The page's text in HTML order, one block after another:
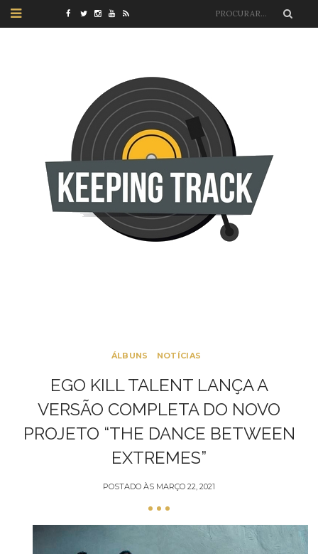
ÁLBUNS NOTÍCIAS
EGO KILL TALENT LANÇA A
VERSÃO COMPLETA DO NOVO
PROJETO “THE DANCE BETWEEN
EXTREMES”
POSTADO ÀS MARÇO 22, 2021